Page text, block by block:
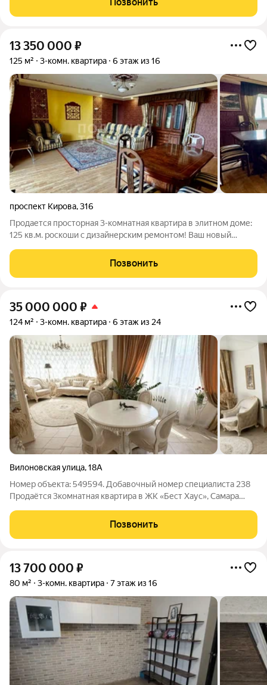
и техника остаются
13 350 000 ₽
125 м² 3-комн. квартира 6 этаж из 16
проспект Кирова,316
Продается просторная 3-комнатная квартира в элитном доме:
125 кв.м. роскоши с дизайнерским ремонтом! Ваш новый
эксклюзивную трехкомнатную квартиру площадью 125 кв.м. (с
учетом лоджии) на 6 этаже
Позвонить
35 000 000 ₽
124 м² 3-комн. квартира 6 этаж из 24
Вилоновская улица,18А
Номер объекта: 549594. Добавочный номер специалиста 238
Продаётся 3комнатная квартира в ЖК «Бест Хаус», Самара
Откройте для себя жизнь в сердце Самары в современном
Евроквартале ЖК «Бест
Позвонить
13 700 000 ₽
80 м² 3-комн. квартира 7 этаж из 16